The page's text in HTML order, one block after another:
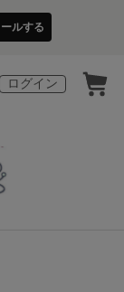
ルする
ログイン